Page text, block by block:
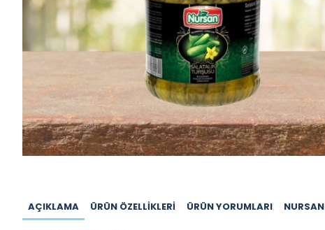
AÇIKLAMA ÜRÜN ÖZELLIKLERI ÜRÜN YORUMLARI